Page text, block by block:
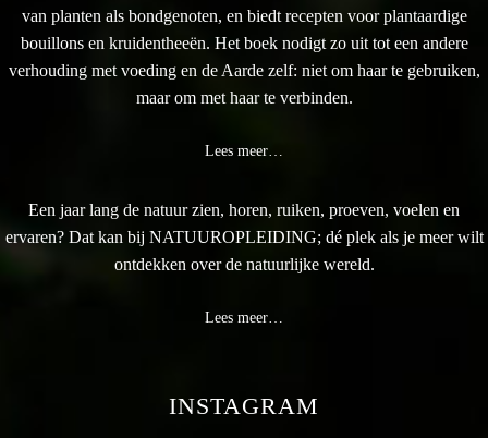
van planten als bondgenoten, en biedt recepten voor plantaardige
bouillons en kruidentheeën. Het boek nodigt zo uit tot een andere
verhouding met voeding en de Aarde zelf: niet om haar te gebruiken,
maar om met haar te verbinden.
Lees meer…
Een jaar lang de natuur zien, horen, ruiken, proeven, voelen en
ervaren? Dat kan bij NATUUROPLEIDING; dé plek als je meer wilt
ontdekken over de natuurlijke wereld.
Lees meer…
INSTAGRAM